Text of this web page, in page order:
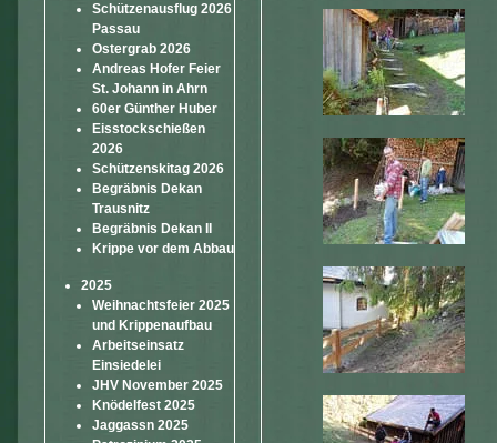
Schützenausflug 2026
Passau
Ostergrab 2026
Andreas Hofer Feier
St. Johann in Ahrn
60er Günther Huber
Eisstockschießen
2026
Schützenskitag 2026
Begräbnis Dekan
Trausnitz
Begräbnis Dekan II
Krippe vor dem Abbau
2025
Weihnachtsfeier 2025
und Krippenaufbau
Arbeitseinsatz
Einsiedelei
JHV November 2025
Knödelfest 2025
Jaggassn 2025